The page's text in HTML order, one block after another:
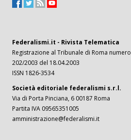
Federalismi.it - Rivista Telematica
Registrazione al Tribunale di Roma numero
202/2003 del 18.04.2003
ISSN 1826-3534
Società editoriale federalismi s.r.l.
Via di Porta Pinciana, 6 00187 Roma
Partita IVA 09565351005
amministrazione@federalismi.it